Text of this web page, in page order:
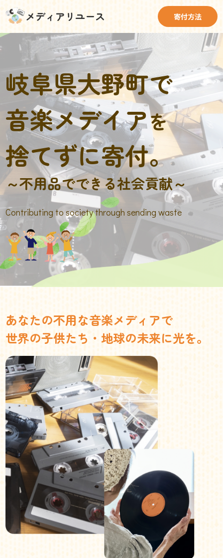
メディアリユース 寄付方法
岐阜県大野町で
音楽メデイアを
捨てずに寄付。
～不用品でできる社会貢献～
Contributing to society through sending waste
あなたの不用な音楽メディアで
世界の子供たち・地球の未来に光を。